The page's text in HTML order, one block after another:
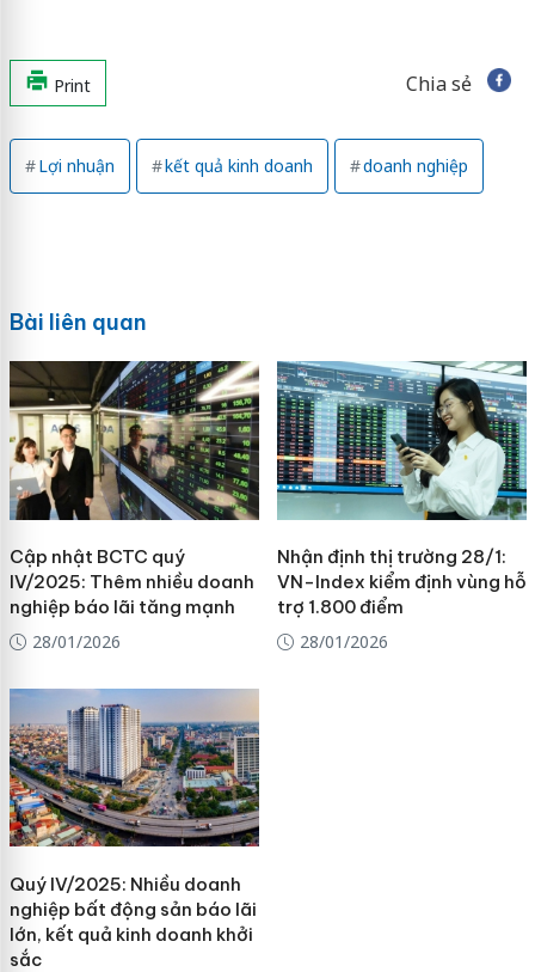
Print Chia sẻ
Lợi nhuận kết quả kinh doanh doanh nghiệp
Bài liên quan
Cập nhật BCTC quý
IV/2025: Thêm nhiều doanh
nghiệp báo lãi tăng mạnh
28/01/2026
Nhận định thị trường 28/1:
VN-Index kiểm định vùng hỗ
trợ 1.800 điểm
28/01/2026
Quý IV/2025: Nhiều doanh
nghiệp bất động sản báo lãi
lớn, kết quả kinh doanh khởi
sắc